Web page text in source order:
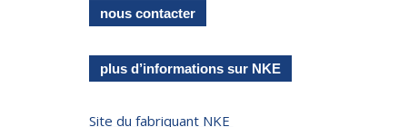
nous contacter
plus d’informations sur NKE
Site du fabriquant NKE